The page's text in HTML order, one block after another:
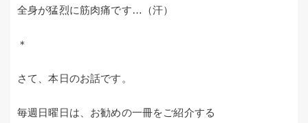
全身が猛烈に筋肉痛です…（汗）
＊
さて、本日のお話です。
毎週日曜日は、お勧めの一冊をご紹介する